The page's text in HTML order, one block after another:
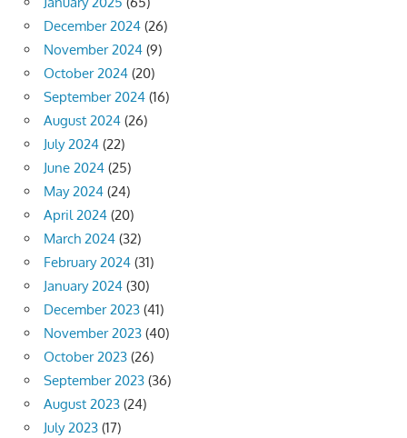
December 2024 (26)
November 2024 (9)
October 2024 (20)
September 2024 (16)
August 2024 (26)
July 2024 (22)
June 2024 (25)
May 2024 (24)
April 2024 (20)
March 2024 (32)
February 2024 (31)
January 2024 (30)
December 2023 (41)
November 2023 (40)
October 2023 (26)
September 2023 (36)
August 2023 (24)
July 2023 (17)